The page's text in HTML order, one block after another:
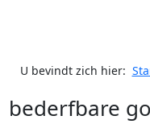
U bevindt zich hier:
bederfbare